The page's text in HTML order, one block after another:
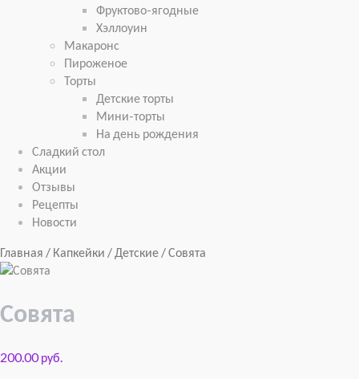
Фруктово-ягодные
Хэллоуин
Макаронс
Пироженое
Торты
Детские торты
Мини-торты
На день рождения
Сладкий стол
Акции
Отзывы
Рецепты
Новости
Главная / Капкейки / Детские / Совята
Совята
200.00 руб.